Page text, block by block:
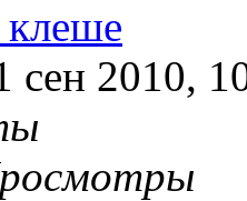
клеше
сен 2010,